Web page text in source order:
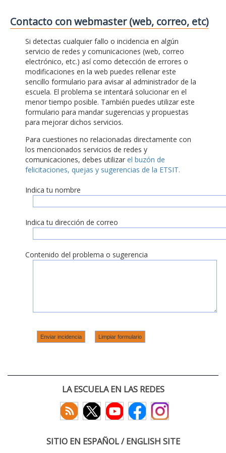
Contacto con webmaster (web, correo, etc)
Si detectas cualquier fallo o incidencia en algún
servicio de redes y comunicaciones (web, correo
electrónico, etc.) así como detección de errores o
modificaciones en la web puedes rellenar este
sencillo formulario para avisar al administrador de la
escuela. El problema se intentará solucionar en el
menor tiempo posible. También puedes utilizar este
formulario para mandar sugerencias y propuestas
para mejorar dichos servicios.
Para cuestiones no relacionadas directamente con
los mencionados servicios de redes y
comunicaciones, debes utilizar el buzón de
felicitaciones, quejas y sugerencias de la ETSIT.
Indica tu nombre
Indica tu dirección de correo
Contenido del problema o sugerencia
LA ESCUELA EN LAS REDES
SITIO EN ESPAÑOL / ENGLISH SITE